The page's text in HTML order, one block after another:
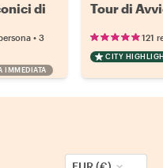
di
• 3
IMMEDIATA
Tour di
121
CITY